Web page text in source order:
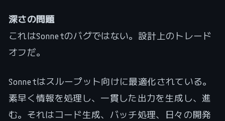
深さの問題
これはSonnetのバグではない。設計上のトレード
オフだ。
Sonnetはスループット向けに最適化されている。
素早く情報を処理し、一貫した出力を生成し、進
む。それはコード生成、バッチ処理、日々の開発